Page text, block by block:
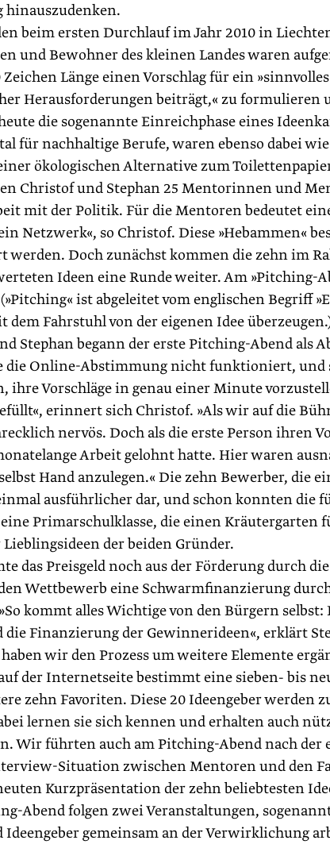
beim ersten Durchlauf im Jahr 2010 in
und Bewohner des kleinen Landes waren
Länge einen Vorschlag für ein
Herausforderungen beiträgt,« zu formulieren
die sogenannte Einreichphase eines
für nachhaltige Berufe, waren ebenso dabei
ökologischen Alternative zum
Christof und Stephan 25 Mentorinnen und
mit der Politik. Für die Mentoren bedeutet
Netzwerk«, so Christof. Diese »Hebammen«
werden. Doch zunächst kommen die zehn im
Ideen eine Runde weiter. Am »Pitching-
ist abgeleitet vom englischen Begriff
dem Fahrstuhl von der eigenen Idee
Stephan begann der erste Pitching-Abend als
die Online-Abstimmung nicht funktioniert, und
ihre Vorschläge in genau einer Minute
erinnert sich Christof. »Als wir auf die
nervös. Doch als die erste Person ihren
­Arbeit gelohnt hatte. Hier waren
Hand anzulegen.« Die zehn Bewerber, die
ausführlicher dar, und schon konnten die
Primarschulklasse, die einen Kräutergarten
der beiden Gründer.
das Preisgeld noch aus der Förderung durch
Wettbewerb eine Schwarmfinanzierung
kommt alles Wichtige von den Bürgern
Finanzierung der Gewinnerideen«, erklärt
wir den Prozess um weitere Elemente
der Internetseite bestimmt eine sieben- bis
zehn Favoriten. Diese 20 Ideengeber werden
lernen sie sich kennen und erhalten auch
Wir führten auch am Pitching-Abend nach der
Situation zwischen Mentoren und den
Kurzpräsentation der zehn beliebtesten
Abend folgen zwei Veranstaltungen,
gemeinsam an der Verwirklichung